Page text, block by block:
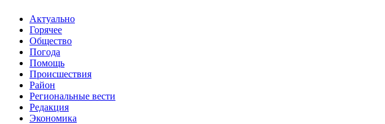
Актуально
Горячее
Общество
Погода
Помощь
Происшествия
Район
Региональные вести
Редакция
Экономика